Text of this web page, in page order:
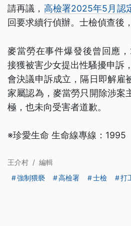
請再議， 高檢署2025年5月認
回要求續行偵辦。士檢偵查後
麥當勞在事件爆發後曾回應
接獲被害少女提出性騷擾申訴
會決議申訴成立，隔日即解雇
家屬認為，麥當勞只開除涉案
極，也未向受害者道歉。
※珍愛生命 生命線專線：1995
王介村 / 編輯
強制猥褻
高檢署 士檢 打